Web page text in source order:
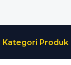
Kategori Produk